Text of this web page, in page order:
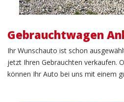
Gebrauchtwagen
Ihr Wunschauto ist schon
jetzt Ihren Gebrauchten verkaufen.
können Ihr Auto bei uns mit einem